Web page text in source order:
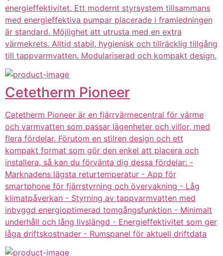
energieffektivitet. Ett modernt styrsystem tillsammans
med energieffektiva pumpar placerade i framledningen
är standard. Möjlighet att utrusta med en extra
värmekrets. Alltid stabil, hygienisk och tillräcklig tillgång
till tappvarmvatten. Modulariserad och kompakt design.
Cetetherm Pioneer
Cetetherm Pioneer är en fjärrvärmecentral för värme
och varmvatten som passar lägenheter och villor, med
flera fördelar. Förutom en stilren design och ett
kompakt format som gör den enkel att placera och
installera, så kan du förvänta dig dessa fördelar: -
Marknadens lägsta returtemperatur - App för
smartphone för fjärrstyrning och övervakning - Låg
klimatpåverkan - Styrning av tappvarmvatten med
inbyggd energioptimerad tomgångsfunktion - Minimalt
underhåll och lång livslängd - Energieffektivitet som ger
låga driftskostnader - Rumspanel för aktuell driftdata